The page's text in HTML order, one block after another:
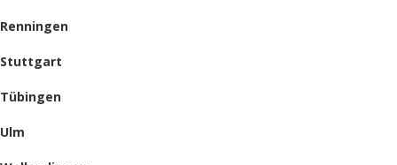
Renningen
Stuttgart
Tübingen
Ulm